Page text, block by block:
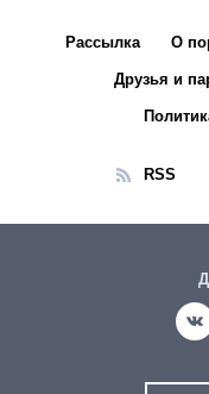
Рассылка О
Друзья и
RSS